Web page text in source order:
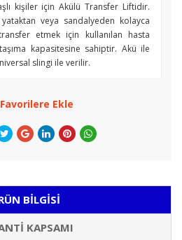
kişiler için Akülü Transfer Liftidir.
veya sandalyeden kolayca
etmek için kullanılan hasta
kapasitesine sahiptir. Akü ile
slingi ile verilir.
Favorilere Ekle
BILGISI
KAPSAMI